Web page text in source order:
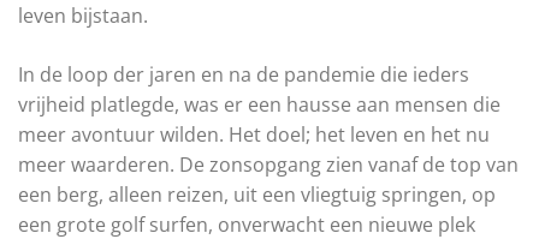
leven bijstaan.
In de loop der jaren en na de pandemie die ieders
vrijheid platlegde, was er een hausse aan mensen die
meer avontuur wilden. Het doel; het leven en het nu
meer waarderen. De zonsopgang zien vanaf de top van
een berg, alleen reizen, uit een vliegtuig springen, op
een grote golf surfen, onverwacht een nieuwe plek